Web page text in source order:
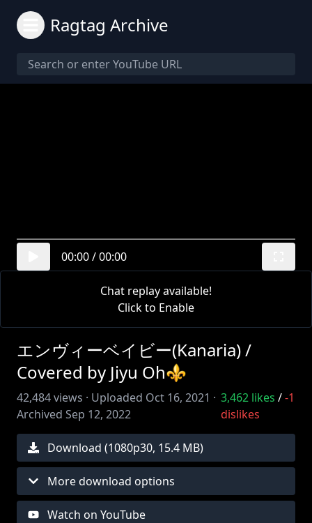
Ragtag Archive
00:00/00:00
Chat replay available!
Click to Enable
エンヴィーベイビー(Kanaria) /
Covered by Jiyu Oh⚜
42,484views · Uploaded Oct 16, 2021 ·
Archived Sep 12, 2022
3,462likes /-1
dislikes
Download (1080p30, 15.4 MB)
More download options
Watch on YouTube